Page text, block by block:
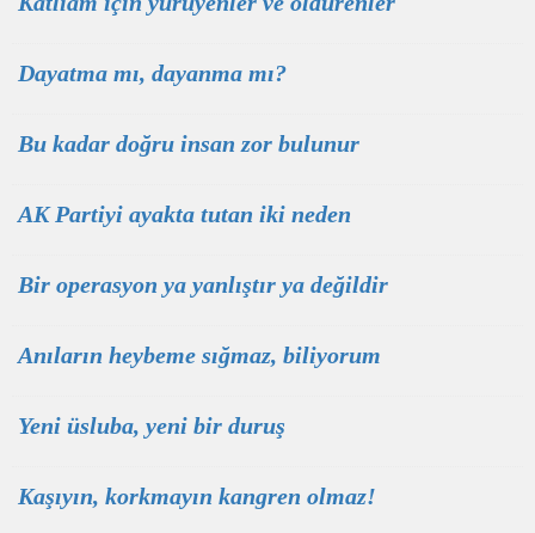
Dayatma mı, dayanma mı?
Bu kadar doğru insan zor bulunur
AK Partiyi ayakta tutan iki neden
Bir operasyon ya yanlıştır ya değildir
Anıların heybeme sığmaz, biliyorum
Yeni üsluba, yeni bir duruş
Kaşıyın, korkmayın kangren olmaz!